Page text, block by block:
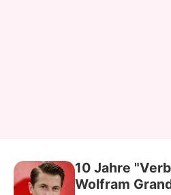
10 Jahre
Wolfram